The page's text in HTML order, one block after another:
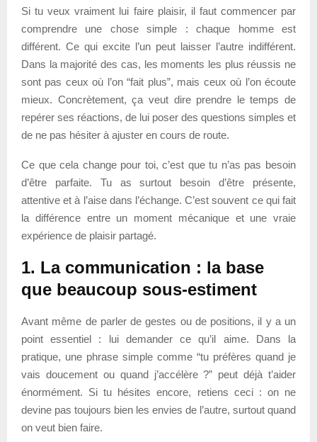
Si tu veux vraiment lui faire plaisir, il faut commencer par
comprendre une chose simple : chaque homme est
différent. Ce qui excite l’un peut laisser l’autre indifférent.
Dans la majorité des cas, les moments les plus réussis ne
sont pas ceux où l’on “fait plus”, mais ceux où l’on écoute
mieux. Concrètement, ça veut dire prendre le temps de
repérer ses réactions, de lui poser des questions simples et
de ne pas hésiter à ajuster en cours de route.
Ce que cela change pour toi, c’est que tu n’as pas besoin
d’être parfaite. Tu as surtout besoin d’être présente,
attentive et à l’aise dans l’échange. C’est souvent ce qui fait
la différence entre un moment mécanique et une vraie
expérience de plaisir partagé.
1. La communication : la base
que beaucoup sous-estiment
Avant même de parler de gestes ou de positions, il y a un
point essentiel : lui demander ce qu’il aime. Dans la
pratique, une phrase simple comme “tu préfères quand je
vais doucement ou quand j’accélère ?” peut déjà t’aider
énormément. Si tu hésites encore, retiens ceci : on ne
devine pas toujours bien les envies de l’autre, surtout quand
on veut bien faire.